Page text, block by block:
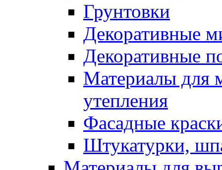
Грунтовки
Декоративные
Декоративные
Материалы для
утепления
Фасадные
Штукатурки,